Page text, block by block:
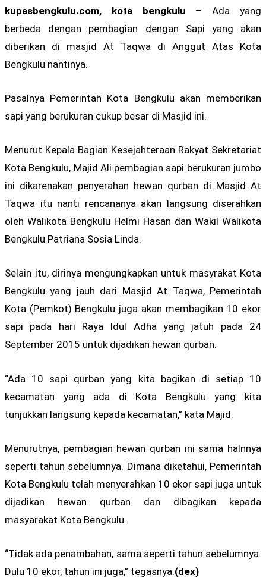
kupasbengkulu.com, kota bengkulu – Ada yang
berbeda dengan pembagian dengan Sapi yang akan
diberikan di masjid At Taqwa di Anggut Atas Kota
Bengkulu nantinya.
Pasalnya Pemerintah Kota Bengkulu akan memberikan
sapi yang berukuran cukup besar di Masjid ini.
Menurut Kepala Bagian Kesejahteraan Rakyat Sekretariat
Kota Bengkulu, Majid Ali pembagian sapi berukuran jumbo
ini dikarenakan penyerahan hewan qurban di Masjid At
Taqwa itu nanti rencananya akan langsung diserahkan
oleh Walikota Bengkulu Helmi Hasan dan Wakil Walikota
Bengkulu Patriana Sosia Linda.
Selain itu, dirinya mengungkapkan untuk masyrakat Kota
Bengkulu yang jauh dari Masjid At Taqwa, Pemerintah
Kota (Pemkot) Bengkulu juga akan membagikan 10 ekor
sapi pada hari Raya Idul Adha yang jatuh pada 24
September 2015 untuk dijadikan hewan qurban.
“Ada 10 sapi qurban yang kita bagikan di setiap 10
kecamatan yang ada di Kota Bengkulu yang kita
tunjukkan langsung kepada kecamatan,” kata Majid.
Menurutnya, pembagian hewan qurban ini sama halnnya
seperti tahun sebelumnya. Dimana diketahui, Pemerintah
Kota Bengkulu telah menyerahkan 10 ekor sapi juga untuk
dijadikan hewan qurban dan dibagikan kepada
masyarakat Kota Bengkulu.
“Tidak ada penambahan, sama seperti tahun sebelumnya.
Dulu 10 ekor, tahun ini juga,” tegasnya.(dex)